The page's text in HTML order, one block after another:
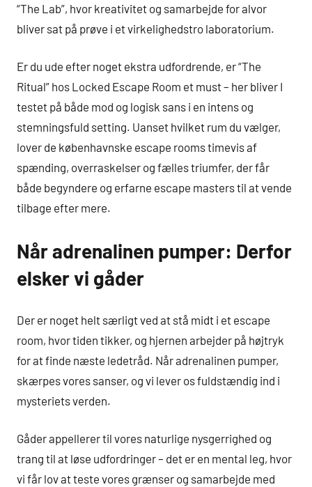
“The Lab”, hvor kreativitet og samarbejde for alvor
bliver sat på prøve i et virkelighedstro laboratorium.
Er du ude efter noget ekstra udfordrende, er “The
Ritual” hos Locked Escape Room et must – her bliver I
testet på både mod og logisk sans i en intens og
stemningsfuld setting. Uanset hvilket rum du vælger,
lover de københavnske escape rooms timevis af
spænding, overraskelser og fælles triumfer, der får
både begyndere og erfarne escape masters til at vende
tilbage efter mere.
Når adrenalinen pumper: Derfor
elsker vi gåder
Der er noget helt særligt ved at stå midt i et escape
room, hvor tiden tikker, og hjernen arbejder på højtryk
for at finde næste ledetråd. Når adrenalinen pumper,
skærpes vores sanser, og vi lever os fuldstændig ind i
mysteriets verden.
Gåder appellerer til vores naturlige nysgerrighed og
trang til at løse udfordringer – det er en mental leg, hvor
vi får lov at teste vores grænser og samarbejde med